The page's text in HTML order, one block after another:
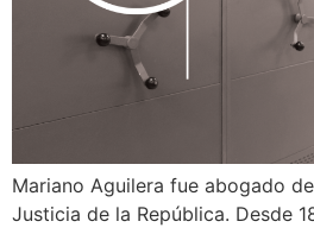
Mariano Aguilera fue abogado
Justicia de la República. Desde